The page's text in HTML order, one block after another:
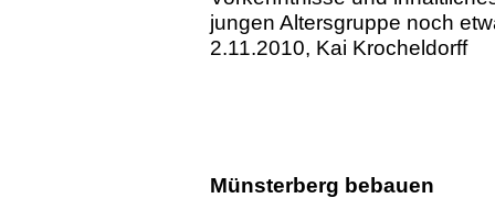
jungen Altersgruppe noch
2.11.2010, Kai Krocheldorff
Münsterberg bebauen